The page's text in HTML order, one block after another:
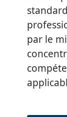
par le